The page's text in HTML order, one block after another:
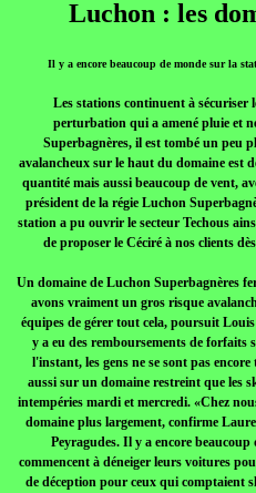
Luchon : les
Il y a encore beaucoup de monde sur la
Les stations continuent à
perturbation qui a amené pluie et
Superbagnères, il est tombé un peu
avalancheux sur le haut du domaine est
quantité mais aussi beaucoup de vent,
président de la régie Luchon
station a pu ouvrir le secteur Techous
de proposer le Céciré à nos clients
Un domaine de Luchon Superbagnères
avons vraiment un gros risque
équipes de gérer tout cela, poursuit
y a eu des remboursements de forfaits
l'instant, les gens ne se sont pas
aussi sur un domaine restreint que les
intempéries mardi et mercredi. «Chez
domaine plus largement, confirme
Peyragudes. Il y a encore
commencent à déneiger leurs voitures
de déception pour ceux qui comptaient